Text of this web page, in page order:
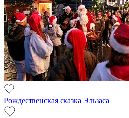
Рождественская сказка Эльзаса